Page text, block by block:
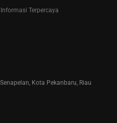
Terpercaya
Kota Pekanbaru, Riau